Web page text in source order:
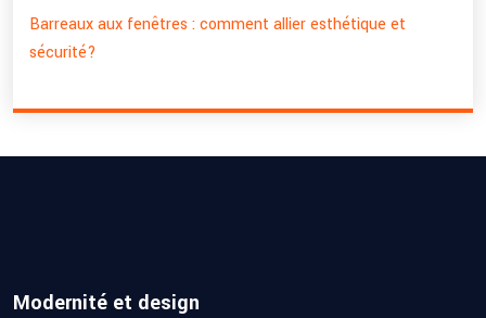
Barreaux aux fenêtres : comment allier esthétique et
sécurité?
Modernité et design